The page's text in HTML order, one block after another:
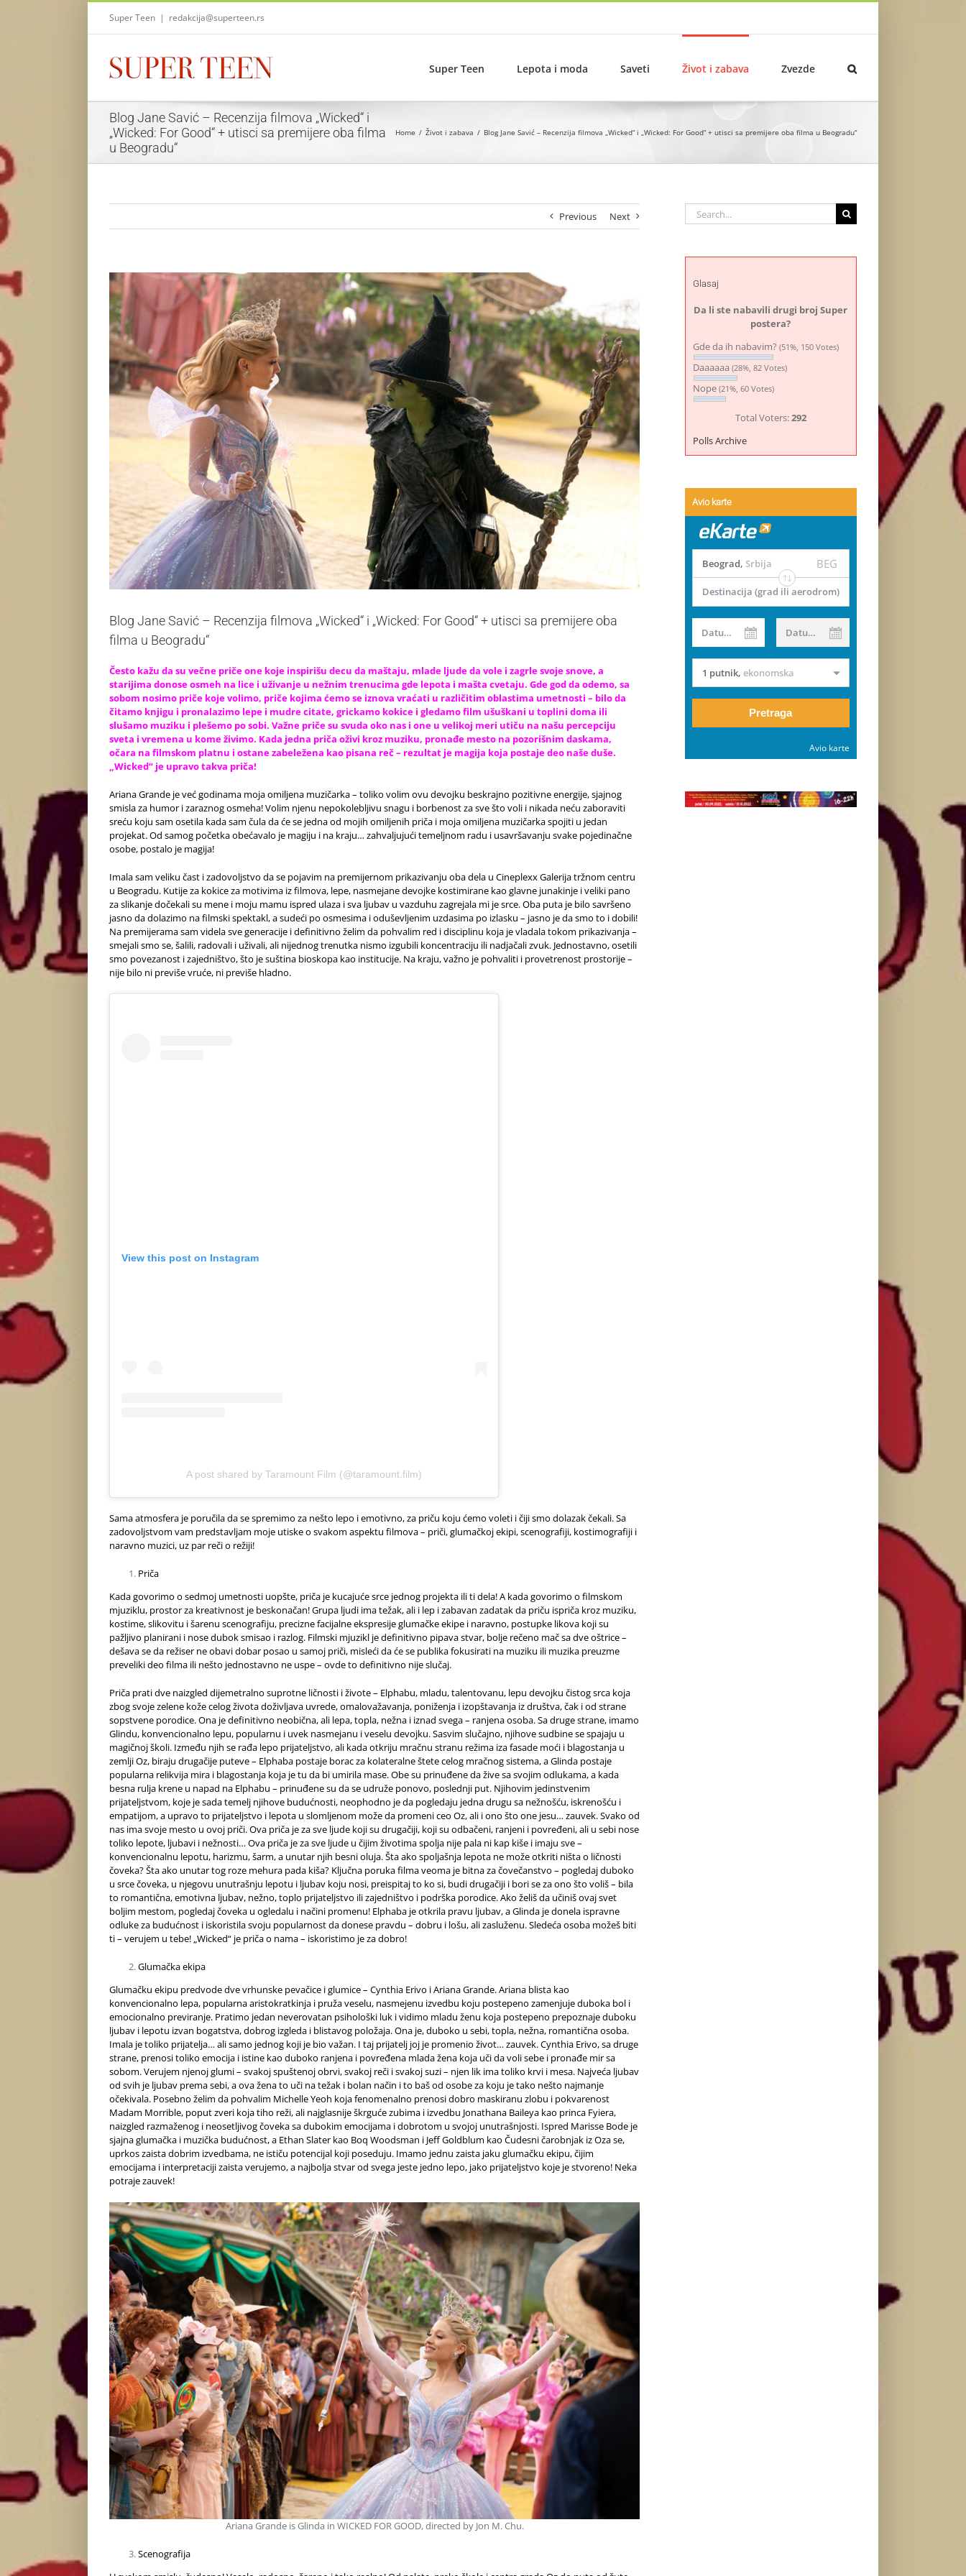
Super Teen | redakcija@superteen.rs
Super Teen Lepota i moda Saveti Život i zabava Zvezde
Blog Jane Savić – Recenzija filmova „Wicked“ i
„Wicked: For Good“ + utisci sa premijere oba filma
u Beogradu“
Home Život i zabava Blog Jane Savić – Recenzija filmova „Wicked“ i „Wicked: For Good“ + utisci sa premijere oba filma u Beogradu“
Previous Next
View
Larger
Image
Blog Jane Savić – Recenzija filmova „Wicked“ i „Wicked: For Good“ + utisci sa premijere oba
filma u Beogradu“
Često kažu da su večne priče one koje inspirišu decu da maštaju, mlade ljude da vole i zagrle svoje snove, a
starijima donose osmeh na lice i uživanje u nežnim trenucima gde lepota i mašta cvetaju. Gde god da odemo, sa
sobom nosimo priče koje volimo, priče kojima ćemo se iznova vraćati u različitim oblastima umetnosti – bilo da
čitamo knjigu i pronalazimo lepe i mudre citate, grickamo kokice i gledamo film ušuškani u toplini doma ili
slušamo muziku i plešemo po sobi. Važne priče su svuda oko nas i one u velikoj meri utiču na našu percepciju
sveta i vremena u kome živimo. Kada jedna priča oživi kroz muziku, pronađe mesto na pozorišnim daskama,
očara na filmskom platnu i ostane zabeležena kao pisana reč – rezultat je magija koja postaje deo naše duše.
„Wicked“ je upravo takva priča!
Ariana Grande je već godinama moja omiljena muzičarka – toliko volim ovu devojku beskrajno pozitivne energije, sjajnog
smisla za humor i zaraznog osmeha! Volim njenu nepokolebljivu snagu i borbenost za sve što voli i nikada neću zaboraviti
sreću koju sam osetila kada sam čula da će se jedna od mojih omiljenih priča i moja omiljena muzičarka spojiti u jedan
projekat. Od samog početka obećavalo je magiju i na kraju… zahvaljujući temeljnom radu i usavršavanju svake pojedinačne
osobe, postalo je magija!
Imala sam veliku čast i zadovoljstvo da se pojavim na premijernom prikazivanju oba dela u Cineplexx Galerija tržnom centru
u Beogradu. Kutije za kokice za motivima iz filmova, lepe, nasmejane devojke kostimirane kao glavne junakinje i veliki pano
za slikanje dočekali su mene i moju mamu ispred ulaza i sva ljubav u vazduhu zagrejala mi je srce. Oba puta je bilo savršeno
jasno da dolazimo na filmski spektakl, a sudeći po osmesima i oduševljenim uzdasima po izlasku – jasno je da smo to i dobili!
Na premijerama sam videla sve generacije i definitivno želim da pohvalim red i disciplinu koja je vladala tokom prikazivanja –
smejali smo se, šalili, radovali i uživali, ali nijednog trenutka nismo izgubili koncentraciju ili nadjačali zvuk. Jednostavno, osetili
smo povezanost i zajedništvo, što je suština bioskopa kao institucije. Na kraju, važno je pohvaliti i provetrenost prostorije –
nije bilo ni previše vruće, ni previše hladno.
View this post on Instagram
A post shared by Taramount Film (@taramount.film)
Sama atmosfera je poručila da se spremimo za nešto lepo i emotivno, za priču koju ćemo voleti i čiji smo dolazak čekali. Sa
zadovoljstvom vam predstavljam moje utiske o svakom aspektu filmova – priči, glumačkoj ekipi, scenografiji, kostimografiji i
naravno muzici, uz par reči o režiji!
Priča
Kada govorimo o sedmoj umetnosti uopšte, priča je kucajuće srce jednog projekta ili ti dela! A kada govorimo o filmskom
mjuziklu, prostor za kreativnost je beskonačan! Grupa ljudi ima težak, ali i lep i zabavan zadatak da priču ispriča kroz muziku,
kostime, slikovitu i šarenu scenografiju, precizne facijalne ekspresije glumačke ekipe i naravno, postupke likova koji su
pažljivo planirani i nose dubok smisao i razlog. Filmski mjuzikl je definitivno pipava stvar, bolje rečeno mač sa dve oštrice –
dešava se da režiser ne obavi dobar posao u samoj priči, misleći da će se publika fokusirati na muziku ili muzika preuzme
preveliki deo filma ili nešto jednostavno ne uspe – ovde to definitivno nije slučaj.
Priča prati dve naizgled dijemetralno suprotne ličnosti i živote – Elphabu, mladu, talentovanu, lepu devojku čistog srca koja
zbog svoje zelene kože celog života doživljava uvrede, omalovažavanja, poniženja i izopštavanja iz društva, čak i od strane
sopstvene porodice. Ona je definitivno neobična, ali lepa, topla, nežna i iznad svega – ranjena osoba. Sa druge strane, imamo
Glindu, konvencionalno lepu, popularnu i uvek nasmejanu i veselu devojku. Sasvim slučajno, njihove sudbine se spajaju u
magičnoj školi. Između njih se rađa lepo prijateljstvo, ali kada otkriju mračnu stranu režima iza fasade moći i blagostanja u
zemlji Oz, biraju drugačije puteve – Elphaba postaje borac za kolateralne štete celog mračnog sistema, a Glinda postaje
popularna relikvija mira i blagostanja koja je tu da bi umirila mase. Obe su prinuđene da žive sa svojim odlukama, a kada
besna rulja krene u napad na Elphabu – prinuđene su da se udruže ponovo, poslednji put. Njihovim jedinstvenim
prijateljstvom, koje je sada temelj njihove budućnosti, neophodno je da pogledaju jedna drugu sa nežnošću, iskrenošću i
empatijom, a upravo to prijateljstvo i lepota u slomljenom može da promeni ceo Oz, ali i ono što one jesu… zauvek. Svako od
nas ima svoje mesto u ovoj priči. Ova priča je za sve ljude koji su drugačiji, koji su odbačeni, ranjeni i povređeni, ali u sebi nose
toliko lepote, ljubavi i nežnosti… Ova priča je za sve ljude u čijim životima spolja nije pala ni kap kiše i imaju sve –
konvencionalnu lepotu, harizmu, šarm, a unutar njih besni oluja. Šta ako spoljašnja lepota ne može otkriti ništa o ličnosti
čoveka? Šta ako unutar tog roze mehura pada kiša? Ključna poruka filma veoma je bitna za čovečanstvo – pogledaj duboko
u srce čoveka, u njegovu unutrašnju lepotu i ljubav koju nosi, preispitaj to ko si, budi drugačiji i bori se za ono što voliš – bila
to romantična, emotivna ljubav, nežno, toplo prijateljstvo ili zajedništvo i podrška porodice. Ako želiš da učiniš ovaj svet
boljim mestom, pogledaj čoveka u ogledalu i načini promenu! Elphaba je otkrila pravu ljubav, a Glinda je donela ispravne
odluke za budućnost i iskoristila svoju popularnost da donese pravdu – dobru i lošu, ali zasluženu. Sledeća osoba možeš biti
ti – verujem u tebe! „Wicked“ je priča o nama – iskoristimo je za dobro!
Glumačka ekipa
Glumačku ekipu predvode dve vrhunske pevačice i glumice – Cynthia Erivo i Ariana Grande. Ariana blista kao
konvencionalno lepa, popularna aristokratkinja i pruža veselu, nasmejenu izvedbu koju postepeno zamenjuje duboka bol i
emocionalno previranje. Pratimo jedan neverovatan psihološki luk i vidimo mladu ženu koja postepeno prepoznaje duboku
ljubav i lepotu izvan bogatstva, dobrog izgleda i blistavog položaja. Ona je, duboko u sebi, topla, nežna, romantična osoba.
Imala je toliko prijatelja… ali samo jednog koji je bio važan. I taj prijatelj joj je promenio život… zauvek. Cynthia Erivo, sa druge
strane, prenosi toliko emocija i istine kao duboko ranjena i povređena mlada žena koja uči da voli sebe i pronađe mir sa
sobom. Verujem njenoj glumi – svakoj spuštenoj obrvi, svakoj reči i svakoj suzi – njen lik ima toliko krvi i mesa. Najveća ljubav
od svih je ljubav prema sebi, a ova žena to uči na težak i bolan način i to baš od osobe za koju je tako nešto najmanje
očekivala. Posebno želim da pohvalim Michelle Yeoh koja fenomenalno prenosi dobro maskiranu zlobu i pokvarenost
Madam Morrible, poput zveri koja tiho reži, ali najglasnije škrguće zubima i izvedbu Jonathana Baileya kao princa Fyiera,
naizgled razmaženog i neosetljivog čoveka sa dubokim emocijama i dobrotom u svojoj unutrašnjosti. Ispred Marisse Bode je
sjajna glumačka i muzička budućnost, a Ethan Slater kao Boq Woodsman i Jeff Goldblum kao Čudesni čarobnjak iz Oza se,
uprkos zaista dobrim izvedbama, ne ističu potencijal koji poseduju. Imamo jednu zaista jaku glumačku ekipu, čijim
emocijama i interpretaciji zaista verujemo, a najbolja stvar od svega jeste jedno lepo, jako prijateljstvo koje je stvoreno! Neka
potraje zauvek!
Ariana Grande is Glinda in WICKED FOR GOOD, directed by Jon M. Chu.
Scenografija
Search
for:
Glasaj
Da li ste nabavili drugi broj Super
postera?
Gde da ih nabavim? (51%, 150 Votes)
Daaaaaa (28%, 82 Votes)
Nope (21%, 60 Votes)
Total Voters:292
Polls Archive
Avio karte
Beograd, Srbija BEG
Destinacija (grad ili aerodrom)
Datum od Datum do
1 putnik, ekonomska
Pretraga
Avio karte